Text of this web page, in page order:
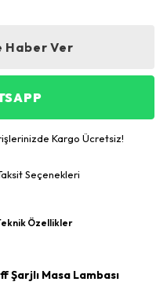
Haber Ver
Kargo Ücretsiz!
Seçenekleri
Özellikler
Şarjlı Masa Lambası